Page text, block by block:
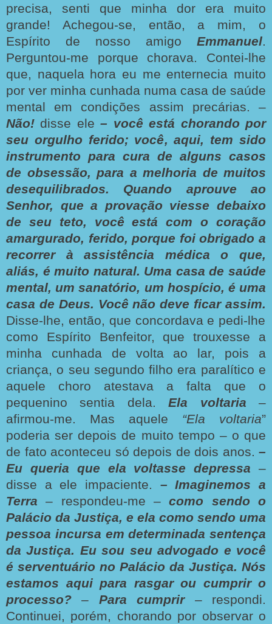
precisa, senti que minha dor era muito
grande! Achegou-se, então, a mim, o
Espírito de nosso amigo Emmanuel.
Perguntou-me porque chorava. Contei-lhe
que, naquela hora eu me enternecia muito
por ver minha cunhada numa casa de saúde
mental em condições assim precárias. –
Não! disse ele – você está chorando por
seu orgulho ferido; você, aqui, tem sido
instrumento para cura de alguns casos
de obsessão, para a melhoria de muitos
desequilibrados. Quando aprouve ao
Senhor, que a provação viesse debaixo
de seu teto, você está com o coração
amargurado, ferido, porque foi obrigado a
recorrer à assistência médica o que,
aliás, é muito natural. Uma casa de saúde
mental, um sanatório, um hospício, é uma
casa de Deus. Você não deve ficar assim.
Disse-lhe, então, que concordava e pedi-lhe
como Espírito Benfeitor, que trouxesse a
minha cunhada de volta ao lar, pois a
criança, o seu segundo filho era paralítico e
aquele choro atestava a falta que o
pequenino sentia dela.Ela voltaria –
afirmou-me. Mas aquele “Ela voltaria”
poderia ser depois de muito tempo – o que
de fato aconteceu só depois de dois anos. –
Eu queria que ela voltasse depressa –
disse a ele impaciente. – Imaginemos a
Terra – respondeu-me –como sendo o
Palácio da Justiça, e ela como sendo uma
pessoa incursa em determinada sentença
da Justiça. Eu sou seu advogado e você
é serventuário no Palácio da Justiça. Nós
estamos aqui para rasgar ou cumprir o
processo?– Para cumprir– respondi.
Continuei, porém, chorando por observar o